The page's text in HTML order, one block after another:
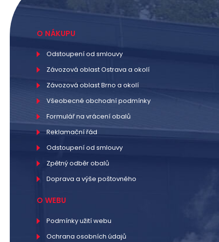
O NÁKUPU
Odstoupení od smlouvy
Závozová oblast Ostrava a okolí
Závozová oblast Brno a okolí
Všeobecné obchodní podmínky
Formulář na vrácení obalů
Reklamační řád
Odstoupení od smlouvy
Zpětný odběr obalů
Doprava a výše poštovného
O WEBU
Podmínky užití webu
Ochrana osobních údajů